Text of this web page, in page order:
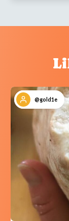
@gold1e